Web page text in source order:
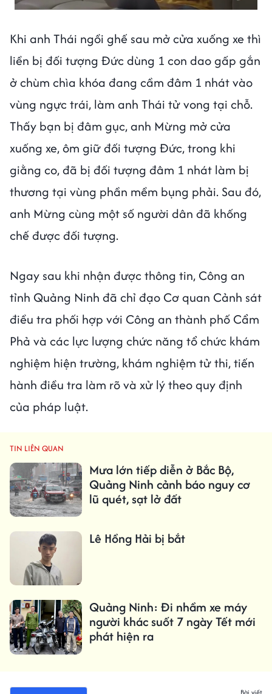
Khi anh Thái ngồi ghế sau mở cửa xuống xe thì
liền bị đối tượng Đức dùng 1 con dao gấp gắn
ở chùm chìa khóa đang cầm đâm 1 nhát vào
vùng ngực trái, làm anh Thái tử vong tại chỗ.
Thấy bạn bị đâm gục, anh Mừng mở cửa
xuống xe, ôm giữ đối tượng Đức, trong khi
giằng co, đã bị đối tượng đâm 1 nhát làm bị
thương tại vùng phần mềm bụng phải. Sau đó,
anh Mừng cùng một số người dân đã khống
chế được đối tượng.
Ngay sau khi nhận được thông tin, Công an
tỉnh Quảng Ninh đã chỉ đạo Cơ quan Cảnh sát
điều tra phối hợp với Công an thành phố Cẩm
Phả và các lực lượng chức năng tổ chức khám
nghiệm hiện trường, khám nghiệm tử thi, tiến
hành điều tra làm rõ và xử lý theo quy định
của pháp luật.
TIN LIÊN QUAN
Mưa lớn tiếp diễn ở Bắc Bộ,
Quảng Ninh cảnh báo nguy cơ
lũ quét, sạt lở đất
Lê Hồng Hải bị bắt
Quảng Ninh: Đi nhầm xe máy
người khác suốt 7 ngày Tết mới
phát hiện ra
Bài viết